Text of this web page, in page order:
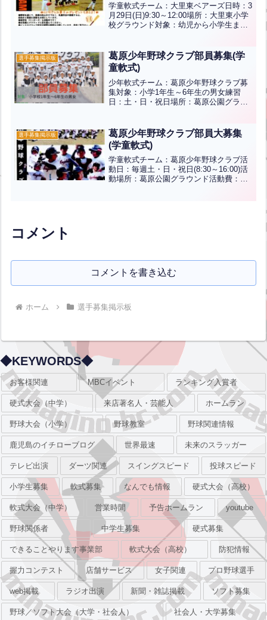
学童軟式チーム：大里東ベアーズ日時：3
月29日(日)9:30～12:00場所：大里東小学
校グラウンド対象：幼児から小学生まで
ご一緒に！くじ引きとお菓子のプレゼン
トもある...全文はクリック
選手募集掲示板
葛原少年野球クラブ部員募集(学
童軟式)
少年軟式チーム：葛原少年野球クラブ募
集対象：小学1年生～6年生の男女練習
日：土・日・祝日場所：葛原公園グラウ
きます。見学やお問い合わせご希望の方
は三萩野バッティング...全文はクリック
選手募集掲示板
葛原少年野球クラブ部員大募集
(学童軟式)
学童軟式チーム：葛原少年野球クラブ活
動日：毎週土・日・祝日(8:30～16:00)活
動場所：葛原公園グラウンド活動費：月
コメント
コメントを書き込む
ホーム 選手募集掲示板
◆KEYWORDS◆
お客様関連 MBCイベント ランキング入賞者
硬式大会（中学） 来店著名人・芸能人 ホームラン
野球大会（小学） 野球教室 野球関連情報
鹿児島のイチローブログ 世界最速 未来のスラッガー
テレビ出演 ダーツ関連 スイングスピード 投球スピード
小学生募集 軟式募集 なんでも情報 硬式大会（高校）
軟式大会（中学） 営業時間 予告ホームラン youtube
野球関係者 中学生募集 硬式募集
できることやります事業部 軟式大会（高校） 防犯情報
握力コンテスト 店舗サービス 女子関連 プロ野球選手
web掲載 ラジオ出演 新聞・雑誌掲載 ソフト募集
野球／ソフト大会（大学・社会人） 社会人・大学募集